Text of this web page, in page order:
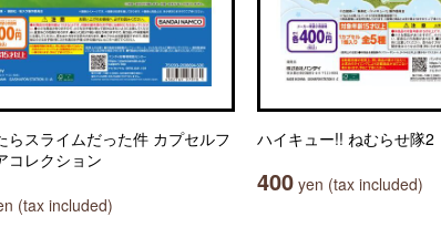
らスライムだった件 カプセルフ
コレクション
(tax included)
ハイキュー!! ねむらせ隊2
400 yen (tax included)